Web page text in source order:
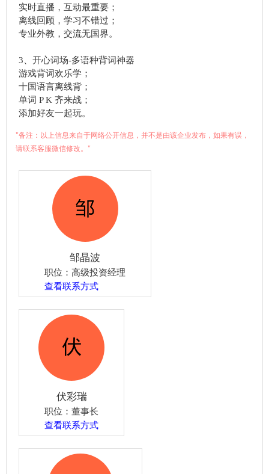
实时直播，互动最重要；
离线回顾，学习不错过；
专业外教，交流无国界。
3、开心词场-多语种背词神器
游戏背词欢乐学；
十国语言离线背；
单词 P K 齐来战；
添加好友一起玩。
"备注：以上信息来自于网络公开信息，并不是由该企业发布，如果有误，
请联系客服微信修改。"
邹晶波
职位：高级投资经理
查看联系方式
伏彩瑞
职位：董事长
查看联系方式